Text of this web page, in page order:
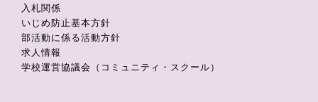
入札関係
いじめ防止基本方針
部活動に係る活動方針
求人情報
学校運営協議会（コミュニティ・スクール）